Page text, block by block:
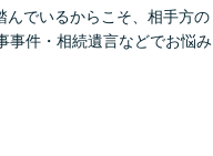
んでいるからこそ、相手方の
事件・相続遺言などでお悩み